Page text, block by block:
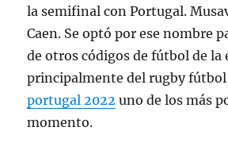
la semifinal con Portugal.
Caen. Se optó por ese nombre
de otros códigos de fútbol de la
principalmente del rugby
portugal 2022 uno de los más
momento.